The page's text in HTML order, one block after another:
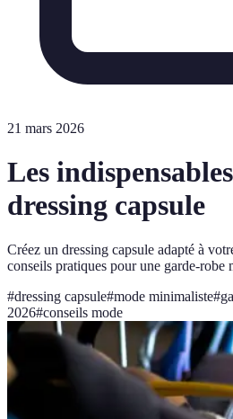
21 mars 2026
Les
dressing capsule
Créez un dressing capsule adapté à
conseils pratiques pour une garde-robe
#dressing capsule#mode minimaliste#
2026#conseils mode